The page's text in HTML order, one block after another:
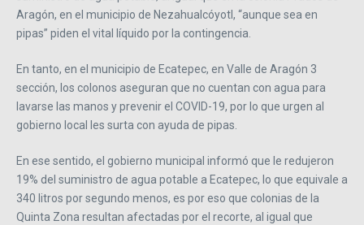
Aragón, en el municipio de Nezahualcóyotl, “aunque sea en
pipas” piden el vital líquido por la contingencia.
En tanto, en el municipio de Ecatepec, en Valle de Aragón 3
sección, los colonos aseguran que no cuentan con agua para
lavarse las manos y prevenir el COVID-19, por lo que urgen al
gobierno local les surta con ayuda de pipas.
En ese sentido, el gobierno municipal informó que le redujeron
19% del suministro de agua potable a Ecatepec, lo que equivale a
340 litros por segundo menos, es por eso que colonias de la
Quinta Zona resultan afectadas por el recorte, al igual que